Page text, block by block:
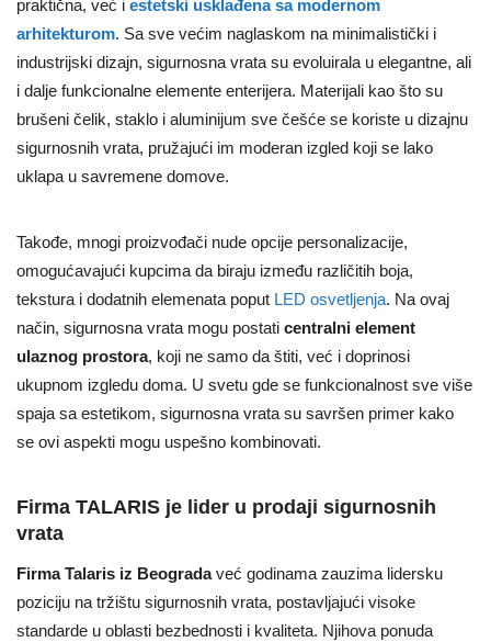
praktična, već i estetski usklađena sa modernom
arhitekturom. Sa sve većim naglaskom na minimalistički i
industrijski dizajn, sigurnosna vrata su evoluirala u elegantne, ali
i dalje funkcionalne elemente enterijera. Materijali kao što su
brušeni čelik, staklo i aluminijum sve češće se koriste u dizajnu
sigurnosnih vrata, pružajući im moderan izgled koji se lako
uklapa u savremene domove.
Takođe, mnogi proizvođači nude opcije personalizacije,
omogućavajući kupcima da biraju između različitih boja,
tekstura i dodatnih elemenata poput LED osvetljenja. Na ovaj
način, sigurnosna vrata mogu postati centralni element
ulaznog prostora, koji ne samo da štiti, već i doprinosi
ukupnom izgledu doma. U svetu gde se funkcionalnost sve više
spaja sa estetikom, sigurnosna vrata su savršen primer kako
se ovi aspekti mogu uspešno kombinovati.
Firma TALARIS je lider u prodaji sigurnosnih
vrata
Firma Talaris iz Beogradaveć godinama zauzima lidersku
poziciju na tržištu sigurnosnih vrata, postavljajući visoke
standarde u oblasti bezbednosti i kvaliteta. Njihova ponuda